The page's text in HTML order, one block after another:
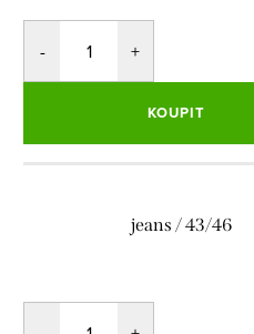
KOUPIT
jeans / 43/46